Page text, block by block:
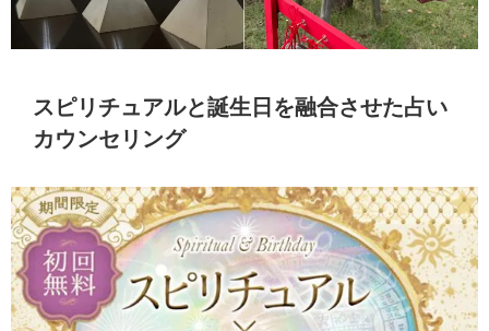
スピリチュアルと誕生日を融合させた占い
カウンセリング